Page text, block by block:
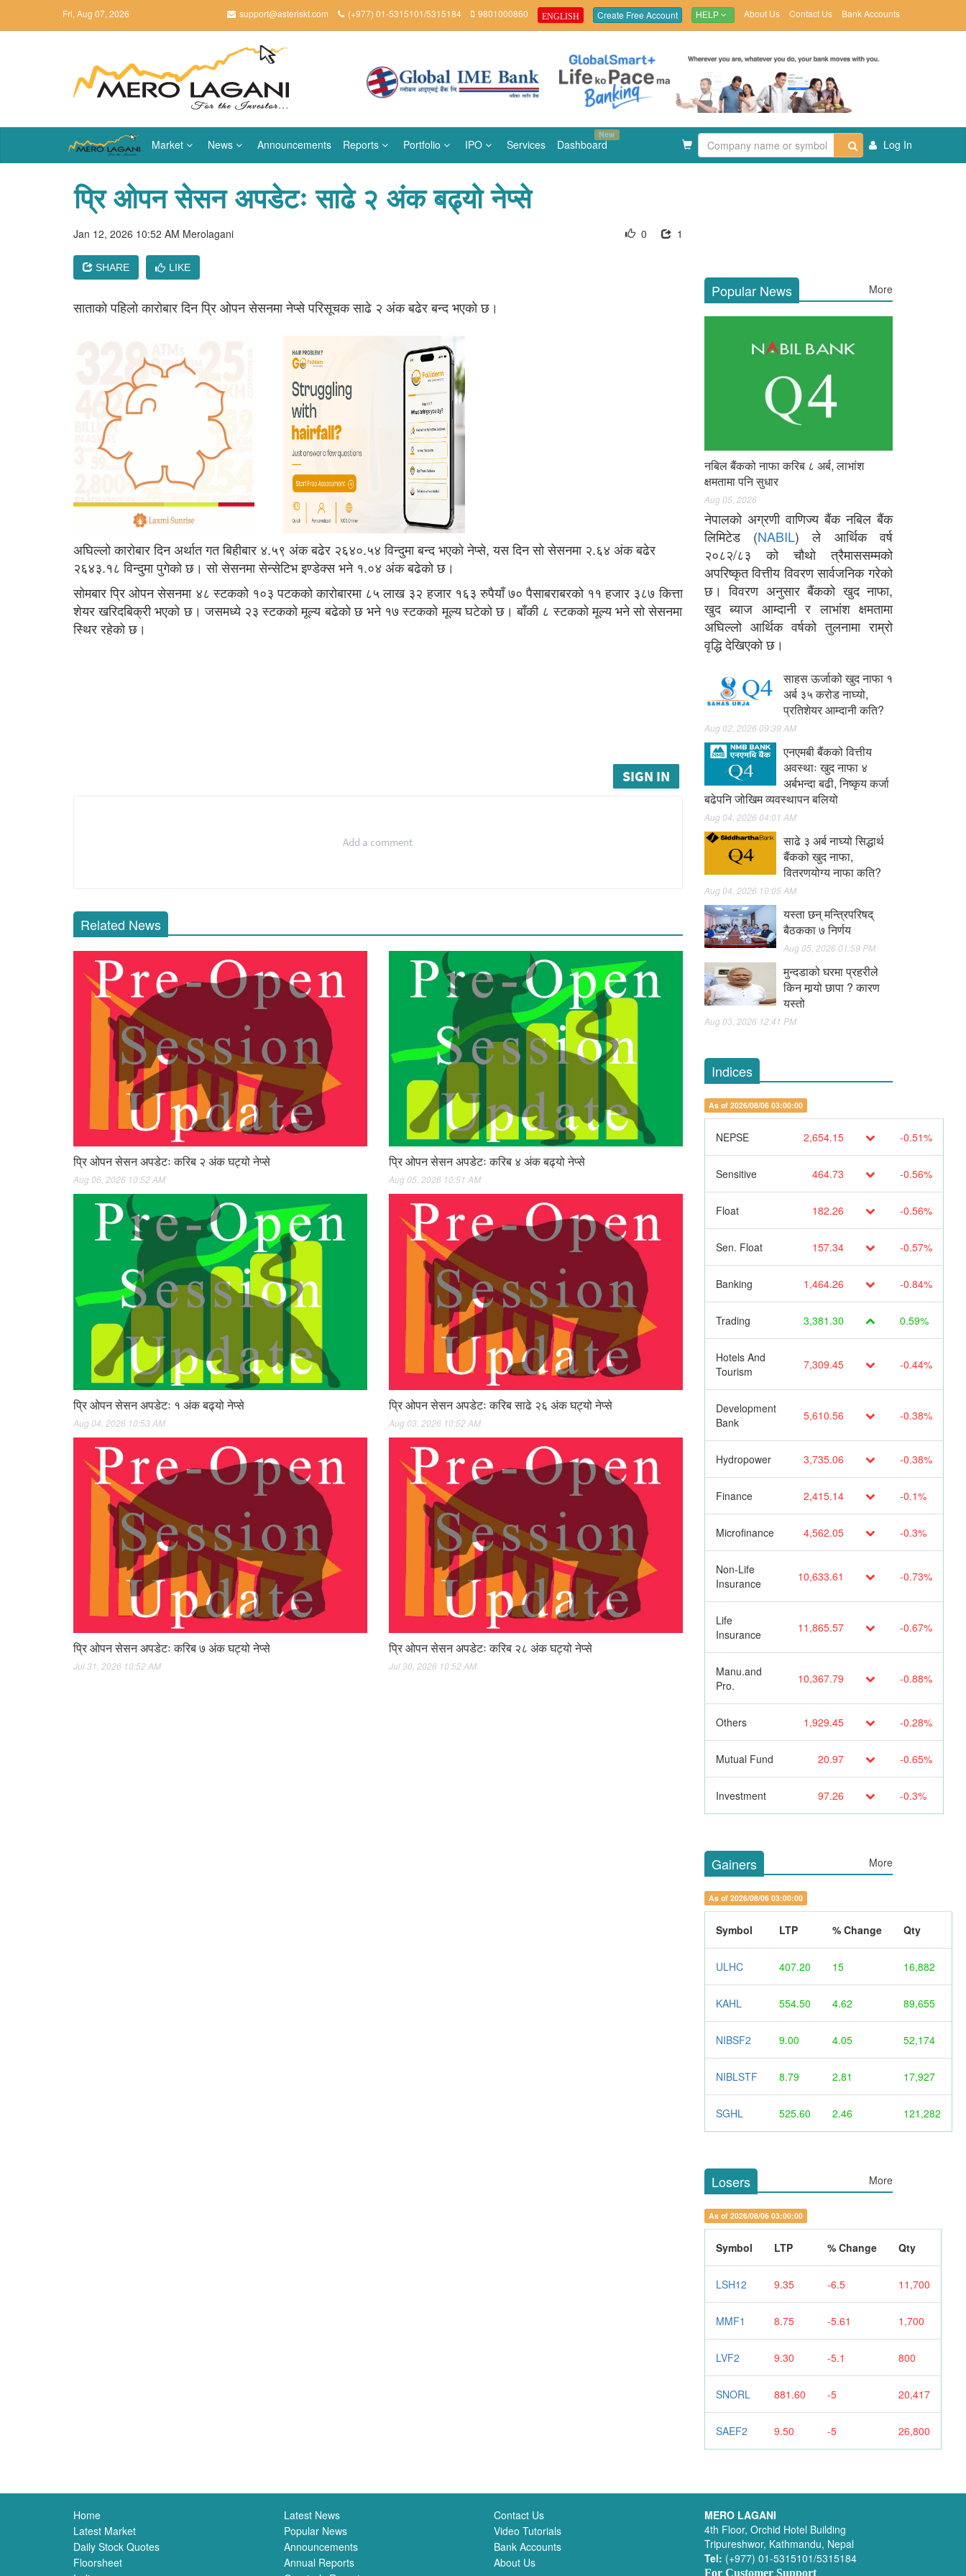
Fri, Aug 07, 2026 support@asteriskt.com (+977) 01-5315101/5315184 9801000860 ENGLISH Create Free Account HELP About Us Contact Us Bank Accounts
Market News Announcements Reports Portfolio IPO Services Dashboard
New
Log In
प्रि ओपन सेसन अपडेटः साढे २ अंक बढ्यो नेप्से
Jan 12, 2026 10:52 AM Merolagani 1
0
SHARE LIKE
साताको पहिलो कारोबार दिन प्रि ओपन सेसनमा नेप्से परिसूचक साढे २ अंक बढेर बन्द भएको छ।
अघिल्लो कारोबार दिन अर्थात गत बिहीबार ४.५९ अंक बढेर २६४०.५४ विन्दुमा बन्द भएको नेप्से, यस दिन सो सेसनमा २.६४ अंक बढेर
२६४३.१८ विन्दुमा पुगेको छ। सो सेसनमा सेन्सेटिभ इण्डेक्स भने १.०४ अंक बढेको छ।
सोमबार प्रि ओपन सेसनमा ४८ स्टकको १०३ पटकको कारोबारमा ८५ लाख ३२ हजार १६३ रुपैयाँ ७० पैसाबराबरको ११ हजार ३८७ कित्ता
शेयर खरिदबिक्री भएको छ। जसमध्ये २३ स्टकको मूल्य बढेको छ भने १७ स्टकको मूल्य घटेको छ। बाँकी ८ स्टकको मूल्य भने सो सेसनमा
स्थिर रहेको छ।
SIGN IN
Add a comment
Related News
प्रि ओपन सेसन अपडेटः करिब २ अंक घट्यो नेप्से
Aug 06, 2026 10:52 AM
प्रि ओपन सेसन अपडेटः करिब ४ अंक बढ्यो नेप्से
Aug 05, 2026 10:51 AM
प्रि ओपन सेसन अपडेटः १ अंक बढ्यो नेप्से
Aug 04, 2026 10:53 AM
प्रि ओपन सेसन अपडेटः करिब साढे २६ अंक घट्यो नेप्से
Aug 03, 2026 10:52 AM
प्रि ओपन सेसन अपडेटः करिब ७ अंक घट्यो नेप्से
Jul 31, 2026 10:52 AM
प्रि ओपन सेसन अपडेटः करिब २८ अंक घट्यो नेप्से
Jul 30, 2026 10:52 AM
Popular News More
नबिल बैंकको नाफा करिब ८ अर्ब, लाभांश
क्षमतामा पनि सुधार
Aug 05, 2026
नेपालको अग्रणी वाणिज्य बैंक नबिल बैंक
लिमिटेड (NABIL) ले आर्थिक वर्ष
२०८२/८३ को चौथो त्रैमाससम्मको
अपरिष्कृत वित्तीय विवरण सार्वजनिक गरेको
छ। विवरण अनुसार बैंकको खुद नाफा,
खुद ब्याज आम्दानी र लाभांश क्षमतामा
अघिल्लो आर्थिक वर्षको तुलनामा राम्रो
वृद्धि देखिएको छ।
साहस ऊर्जाको खुद नाफा १
अर्ब ३५ करोड नाघ्यो,
प्रतिशेयर आम्दानी कति?
Aug 02, 2026 09:39 AM
एनएमबी बैंकको वित्तीय
अवस्थाः खुद नाफा ४
अर्बभन्दा बढी, निष्कृय कर्जा
बढेपनि जोखिम व्यवस्थापन बलियो
Aug 04, 2026 04:01 AM
साढे ३ अर्ब नाघ्यो सिद्धार्थ
बैंकको खुद नाफा,
वितरणयोग्य नाफा कति?
Aug 04, 2026 10:05 AM
यस्ता छन् मन्त्रिपरिषद्
बैठकका ७ निर्णय
Aug 05, 2026 01:59 PM
मुन्दडाको घरमा प्रहरीले
किन मार्‍यो छापा ? कारण
यस्तो
Aug 03, 2026 12:41 PM
Indices
As of 2026/08/06 03:00:00
NEPSE 2,654.15 -0.51%
Sensitive 464.73 -0.56%
Float 182.26 -0.56%
Sen. Float 157.34 -0.57%
Banking 1,464.26 -0.84%
Trading 3,381.30 0.59%
Hotels And
Tourism
7,309.45 -0.44%
Development
Bank
5,610.56 -0.38%
Hydropower 3,735.06 -0.38%
Finance 2,415.14 -0.1%
Microfinance 4,562.05 -0.3%
Non-Life
Insurance
10,633.61 -0.73%
Life
Insurance
11,865.57 -0.67%
Manu.and
Pro.
10,367.79 -0.88%
Others 1,929.45 -0.28%
Mutual Fund 20.97 -0.65%
Investment 97.26 -0.3%
Gainers More
As of 2026/08/06 03:00:00
Symbol LTP % Change Qty
ULHC 407.20 15 16,882
KAHL 554.50 4.62 89,655
NIBSF2 9.00 4.05 52,174
NIBLSTF 8.79 2.81 17,927
SGHL 525.60 2.46 121,282
Losers More
As of 2026/08/06 03:00:00
Symbol LTP % Change Qty
LSH12 9.35 -6.5 11,700
MMF1 8.75 -5.61 1,700
LVF2 9.30 -5.1 800
SNORL 881.60 -5 20,417
SAEF2 9.50 -5 26,800
Home
Latest Market
Daily Stock Quotes
Floorsheet
Latest News
Popular News
Announcements
Annual Reports
Contact Us
Video Tutorials
Bank Accounts
About Us
MERO LAGANI
4th Floor, Orchid Hotel Building
Tripureshwor, Kathmandu, Nepal
Tel: (+977) 01-5315101/5315184
For Customer Support